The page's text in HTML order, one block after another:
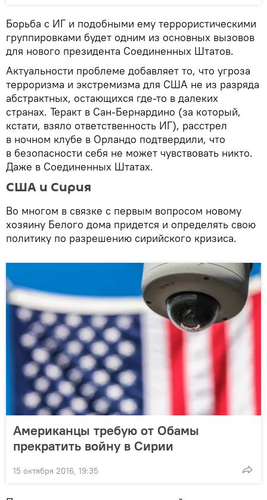
Борьба с ИГ и подобными ему террористическими
группировками будет одним из основных вызовов
для нового президента Соединенных Штатов.
Актуальности проблеме добавляет то, что угроза
терроризма и экстремизма для США не из разряда
абстрактных, остающихся где-то в далеких
странах. Теракт в Сан-Бернардино (за который,
кстати, взяло ответственность ИГ), расстрел
в ночном клубе в Орландо подтвердили, что
в безопасности себя не может чувствовать никто.
Даже в Соединенных Штатах.
США и Сирия
Во многом в связке с первым вопросом новому
хозяину Белого дома придется и определять свою
политику по разрешению сирийского кризиса.
Американцы требую от Обамы
прекратить войну в Сирии
15 октября 2016, 19:35